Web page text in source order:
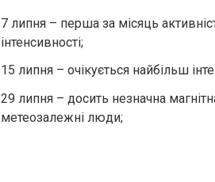
7 липня – перша за місяць
інтенсивності;
15 липня – очікується найбільш
29 липня – досить незначна
метеозалежні люди;